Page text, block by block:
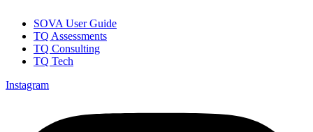
SOVA User Guide
TQ Assessments
TQ Consulting
TQ Tech
Instagram